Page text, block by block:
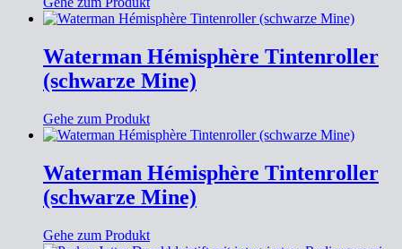
Waterman Hémisphère Tintenroller
(schwarze Mine)
Gehe zum Produkt
Waterman Hémisphère Tintenroller
(schwarze Mine)
Gehe zum Produkt